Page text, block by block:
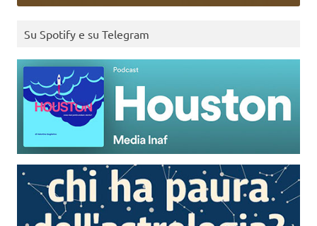
Su Spotify e su Telegram